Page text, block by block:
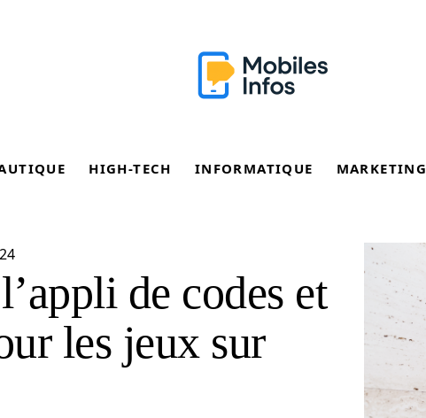
HIGH-TECH INFORMATIQUE MARKETING
de codes et
les jeux sur